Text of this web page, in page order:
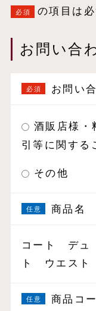
必須 の項目は
お問い合
お問い
酒販店様・
引等に関する
その他
商品名
コート デ
ト ウエスト
商品コ